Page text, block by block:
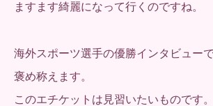
ますます綺麗になって行くのですね。
海外スポーツ選手の優勝インタビュー
褒め称えます。
このエチケットは見習いたいものです。